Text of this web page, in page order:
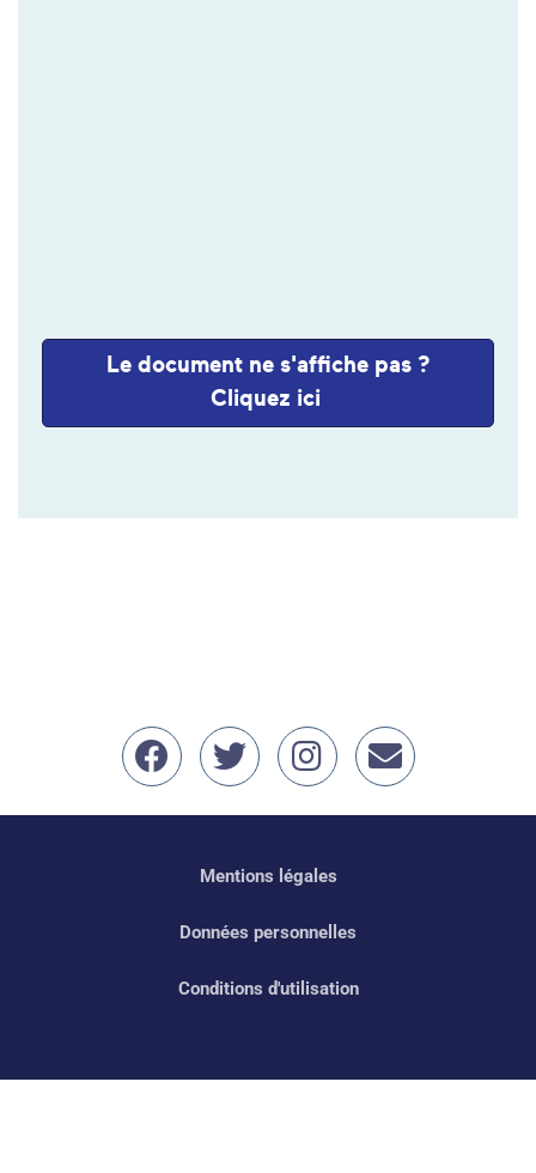
Le document ne s'affiche pas ?
Cliquez ici
Nous retrouver sur
Nous retrouver sur
Nous
Mentions légales
Données personnelles
Conditions d'utilisation